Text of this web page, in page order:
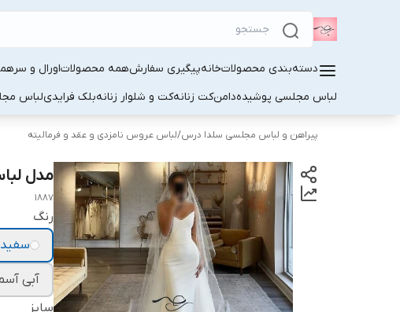
دسته‌بندی محصولاتخانهپیگیری سفارشهمه محصولاتاورال و
لباس مجلسی پوشیدهدامنکت زنانهکت و شلوار زنانهبلک فرایدیلباس
پیراهن و لباس مجلسی سلدا درس/لباس عروس نامزدی و عقد و فرمالیته
مدل
1887
رنگ
سفید
آبی
سایز